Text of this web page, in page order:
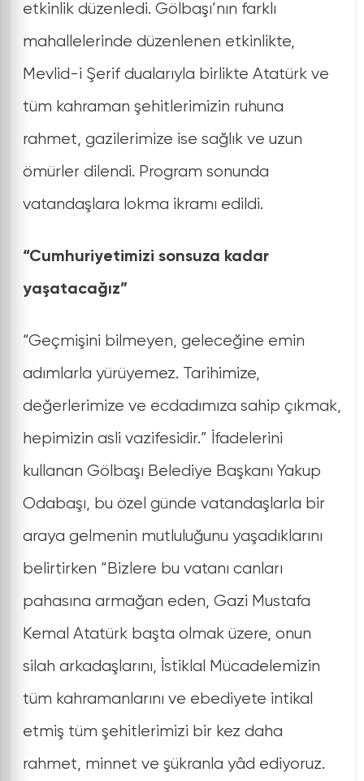
etkinlik düzenledi. Gölbaşı’nın farklı
mahallelerinde düzenlenen etkinlikte,
Mevlid-i Şerif dualarıyla birlikte Atatürk ve
tüm kahraman şehitlerimizin ruhuna
rahmet, gazilerimize ise sağlık ve uzun
ömürler dilendi. Program sonunda
vatandaşlara lokma ikramı edildi.
“Cumhuriyetimizi sonsuza kadar
yaşatacağız”
“Geçmişini bilmeyen, geleceğine emin
adımlarla yürüyemez. Tarihimize,
değerlerimize ve ecdadımıza sahip çıkmak,
hepimizin asli vazifesidir.” İfadelerini
kullanan Gölbaşı Belediye Başkanı Yakup
Odabaşı, bu özel günde vatandaşlarla bir
araya gelmenin mutluluğunu yaşadıklarını
belirtirken “Bizlere bu vatanı canları
pahasına armağan eden, Gazi Mustafa
Kemal Atatürk başta olmak üzere, onun
silah arkadaşlarını, İstiklal Mücadelemizin
tüm kahramanlarını ve ebediyete intikal
etmiş tüm şehitlerimizi bir kez daha
rahmet, minnet ve şükranla yâd ediyoruz.